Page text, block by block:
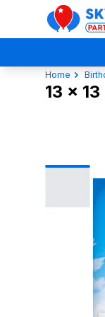
SkyHigh
Home
13 x
3D